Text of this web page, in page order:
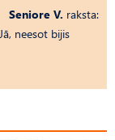
Seniore V. raksta:
neesot bijis